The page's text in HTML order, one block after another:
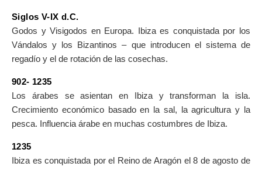
Siglos V-IX d.C.
Godos y Visigodos en Europa. Ibiza es conquistada por los
Vándalos y los Bizantinos – que introducen el sistema de
regadío y el de rotación de las cosechas.
902- 1235
Los árabes se asientan en Ibiza y transforman la isla.
Crecimiento económico basado en la sal, la agricultura y la
pesca. Influencia árabe en muchas costumbres de Ibiza.
1235
Ibiza es conquistada por el Reino de Aragón el 8 de agosto de